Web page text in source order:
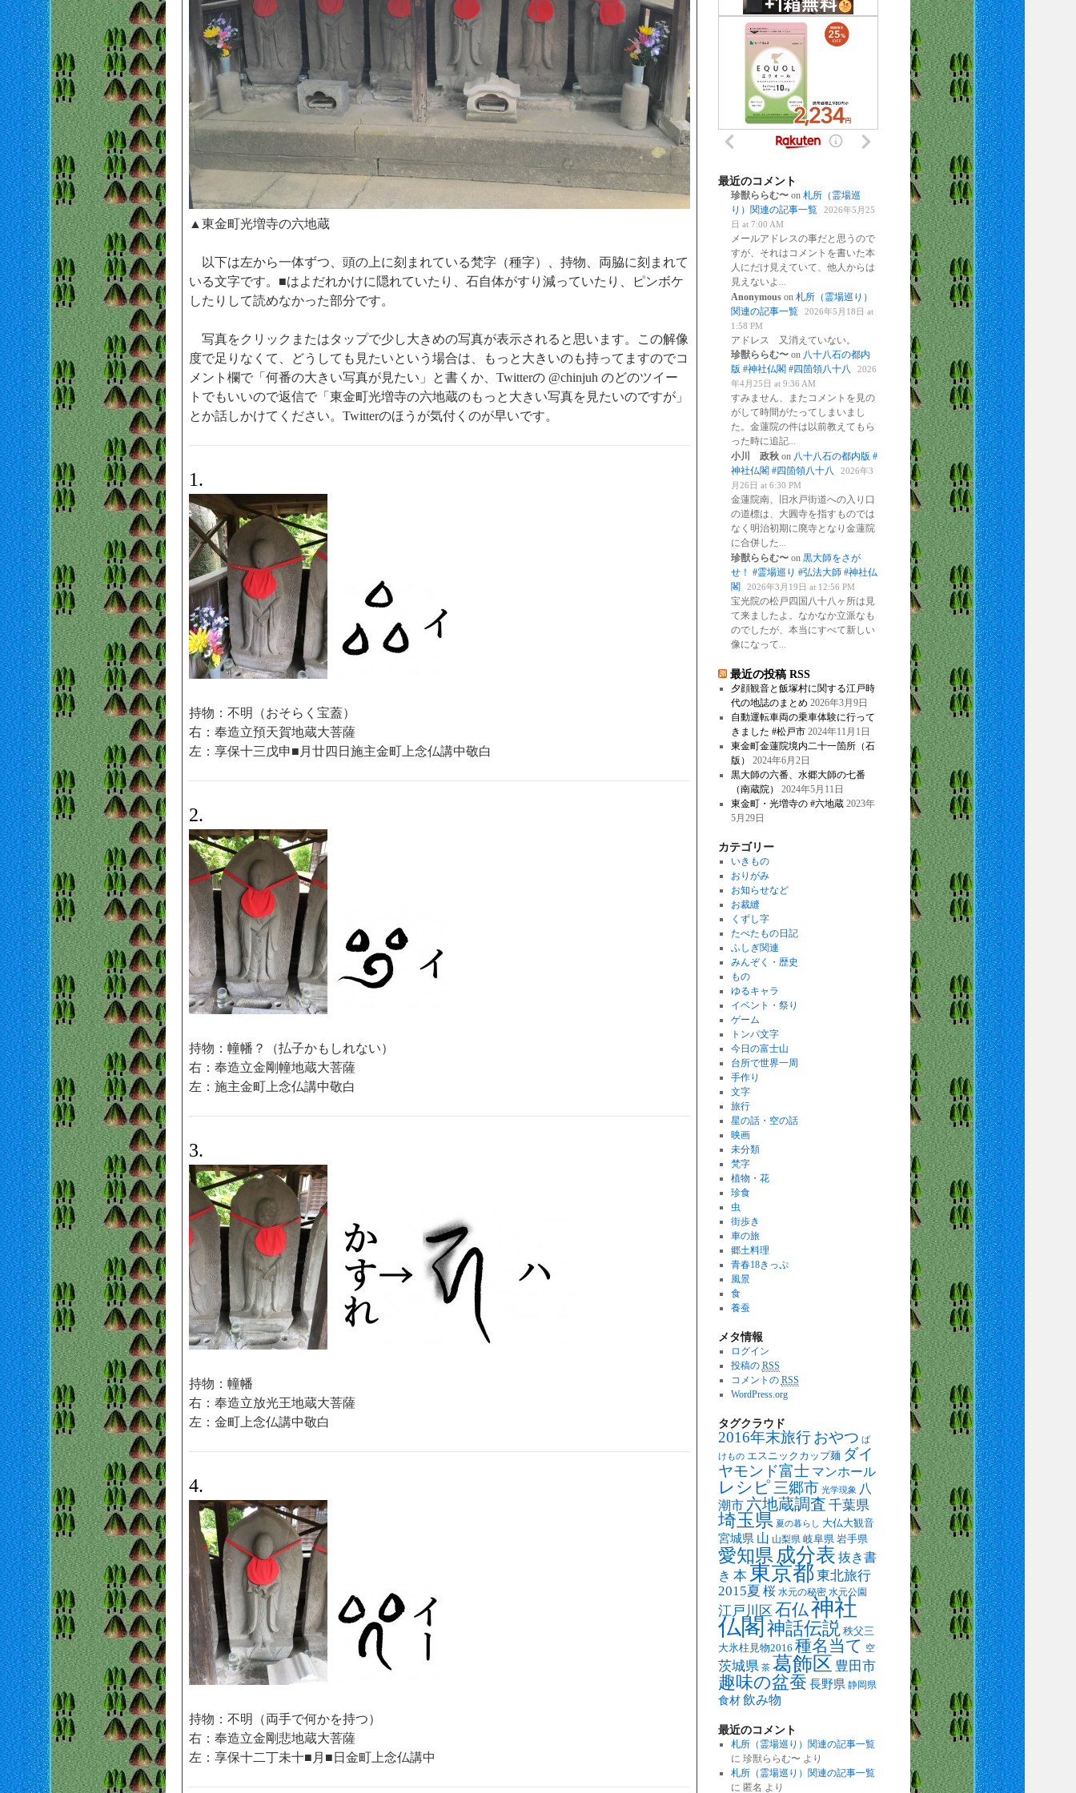
▲東金町光増寺の六地蔵
以下は左から一体ずつ、頭の上に刻まれている梵字（種字）、持物、両脇に刻まれて
いる文字です。■はよだれかけに隠れていたり、石自体がすり減っていたり、ピンボケ
したりして読めなかった部分です。
写真をクリックまたはタップで少し大きめの写真が表示されると思います。この解像
度で足りなくて、どうしても見たいという場合は、もっと大きいのも持ってますのでコ
メント欄で「何番の大きい写真が見たい」と書くか、Twitterの @chinjuh のどのツイー
トでもいいので返信で「東金町光増寺の六地蔵のもっと大きい写真を見たいのですが」
とか話しかけてください。Twitterのほうが気付くのが早いです。
1.
持物：不明（おそらく宝蓋）
右：奉造立預天賀地蔵大菩薩
左：享保十三戊申■月廿四日施主金町上念仏講中敬白
2.
持物：幢幡？（払子かもしれない）
右：奉造立金剛幢地蔵大菩薩
左：施主金町上念仏講中敬白
3.
持物：幢幡
右：奉造立放光王地蔵大菩薩
左：金町上念仏講中敬白
4.
持物：不明（両手で何かを持つ）
右：奉造立金剛悲地蔵大菩薩
左：享保十二丁未十■月■日金町上念仏講中
最近のコメント
珍獣ららむ〜on 札所（霊場巡
り）関連の記事一覧
2026年5月25
日 at 7:00 AM
メールアドレスの事だと思うので
すが、それはコメントを書いた本
人にだけ見えていて、他人からは
見えないよ
Anonymouson 札所（霊場巡り）
関連の記事一覧
2026年5月18日 at
1:58 PM
アドレス 又消えていない。
珍獣ららむ〜on 八十八石の都内
版 #神社仏閣 #四箇領八十八
2026
年4月25日 at 9:36 AM
すみません、またコメントを見の
がして時間がたってしまいまし
た。金蓮院の件は以前教えてもら
った時に追記...
小川 政秋on 八十八石の都内版 #
神社仏閣 #四箇領八十八
2026年3
月26日 at 6:30 PM
金蓮院南、旧水戸街道への入り口
の道標は、大圓寺を指すものでは
なく明治初期に廃寺となり金蓮院
に合併した
珍獣ららむ〜on 黒大師をさが
せ！ #霊場巡り #弘法大師 #神社仏
閣
2026年3月19日 at 12:56 PM
宝光院の松戸四国八十八ヶ所は見
て来ましたよ。なかなか立派なも
のでしたが、本当にすべて新しい
像になって
最近の投稿 RSS
夕顔観音と飯塚村に関する江戸時
代の地誌のまとめ 2026年3月9日
自動運転車両の乗車体験に行って
きました #松戸市 2024年11月1日
東金町金蓮院境内二十一箇所（石
版）
2024年6月2日
黒大師の六番、水郷大師の七番
（南蔵院）
2024年5月11日
東金町・光増寺の #六地蔵 2023年
5月29日
カテゴリー
いきもの
おりがみ
お知らせなど
お裁縫
くずし字
たべたもの日記
ふしぎ関連
みんぞく・歴史
もの
ゆるキャラ
イベント・祭り
ゲーム
トンパ文字
今日の富士山
台所で世界一周
手作り
文字
旅行
星の話・空の話
映画
未分類
梵字
植物・花
珍食
虫
街歩き
車の旅
郷土料理
青春18きっぷ
風景
食
養蚕
メタ情報
ログイン
投稿の RSS
コメントの RSS
WordPress.org
タグクラウド
2016年末旅行おやつ ば
けもの エスニックカップ麺 ダイ
ヤモンド富士 マンホール
レシピ 三郷市 光学現象 八
潮市 六地蔵調査 千葉県
埼玉県 夏の暮らし 大仏大観音
宮城県 山 山梨県 岐阜県 岩手県
愛知県 成分表 抜き書
き 本 東京都 東北旅行
2015夏 桜 水元の秘密 水元公園
江戸川区 石仏神社
仏閣 神話伝説 秩父三
大氷柱見物2016 種名当て 空
茨城県 茶 葛飾区 豊田市
趣味の盆蚕 長野県 静岡県
食材 飲み物
最近のコメント
札所（霊場巡り）関連の記事一覧
に 珍獣ららむ〜 より
札所（霊場巡り）関連の記事一覧
に 匿名 より